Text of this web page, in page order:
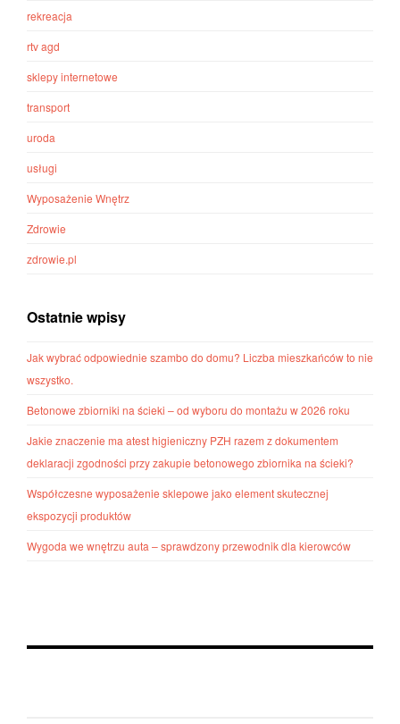
rekreacja
rtv agd
sklepy internetowe
transport
uroda
usługi
Wyposażenie Wnętrz
Zdrowie
zdrowie.pl
Ostatnie wpisy
Jak wybrać odpowiednie szambo do domu? Liczba mieszkańców to nie
wszystko.
Betonowe zbiorniki na ścieki – od wyboru do montażu w 2026 roku
Jakie znaczenie ma atest higieniczny PZH razem z dokumentem
deklaracji zgodności przy zakupie betonowego zbiornika na ścieki?
Współczesne wyposażenie sklepowe jako element skutecznej
ekspozycji produktów
Wygoda we wnętrzu auta – sprawdzony przewodnik dla kierowców